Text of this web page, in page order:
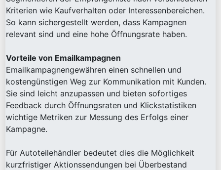
Kriterien wie Kaufverhalten oder Interessenbereichen.
So kann sichergestellt werden, dass Kampagnen
relevant sind und eine hohe Öffnungsrate haben.
Vorteile von Emailkampagnen
Emailkampagnengewähren einen schnellen und
kostengünstigen Weg zur Kommunikation mit Kunden.
Sie sind leicht anzupassen und bieten sofortiges
Feedback durch Öffnungsraten und Klickstatistiken
wichtige Metriken zur Messung des Erfolgs einer
Kampagne.
Für Autoteilehändler bedeutet dies die Möglichkeit
kurzfristiger Aktionssendungen bei Überbestand